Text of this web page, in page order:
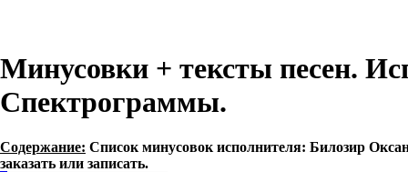
Минусовки + тексты песен.
Спектрограммы.
Содержание: Список минусовок исполнителя: Билозир
заказать или записать.